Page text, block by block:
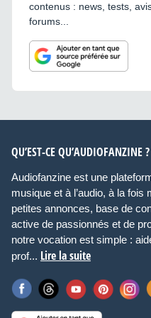
contenus : news, tests,
forums...
QU’EST-CE QU’AUDIOFANZINE ?
Audiofanzine est une
musique et à l’audio, à la
petites annonces, base de
active de passionnés et de
notre vocation est simple :
prof... Lire la suite